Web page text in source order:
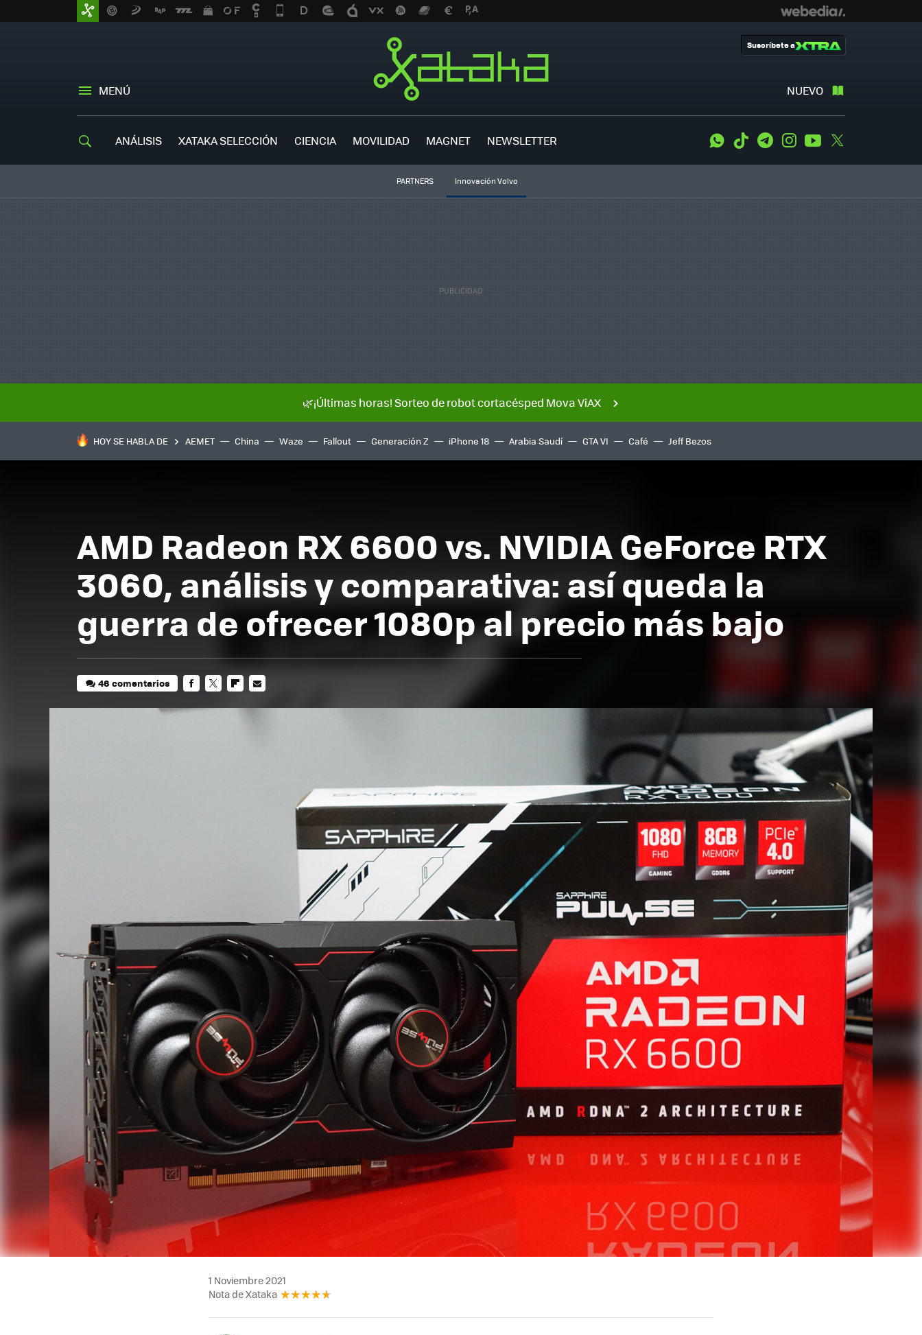
MENÚ NUEVO
Suscríbete a
ANÁLISIS XATAKA SELECCIÓN CIENCIA MOVILIDAD MAGNET NEWSLETTER WhatsApp
Tiktok TelegramInstagramYoutube
PARTNERS Innovación Volvo
🌿¡Últimas horas! Sorteo de robot cortacésped Mova ViAX
HOY SE HABLA DE AEMET China Waze Fallout Generación Z iPhone 18 Arabia Saudí GTA VI Café Jeff Bezos
AMD Radeon RX 6600 vs. NVIDIA GeForce RTX
3060, análisis y comparativa: así queda la
guerra de ofrecer 1080p al precio más bajo
46 comentarios
1 Noviembre 2021
Nota de Xataka